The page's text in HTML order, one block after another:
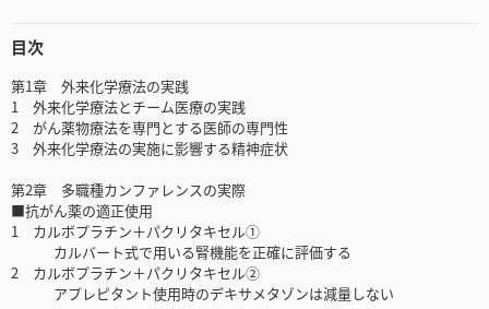
目次
第1章 外来化学療法の実践
1 外来化学療法とチーム医療の実践
2 がん薬物療法を専門とする医師の専門性
3 外来化学療法の実施に影響する精神症状
第2章 多職種カンファレンスの実際
■抗がん薬の適正使用
1 カルボプラチン＋パクリタキセル①
カルバート式で用いる腎機能を正確に評価する
2 カルボプラチン＋パクリタキセル②
アプレピタント使用時のデキサメタゾンは減量しない